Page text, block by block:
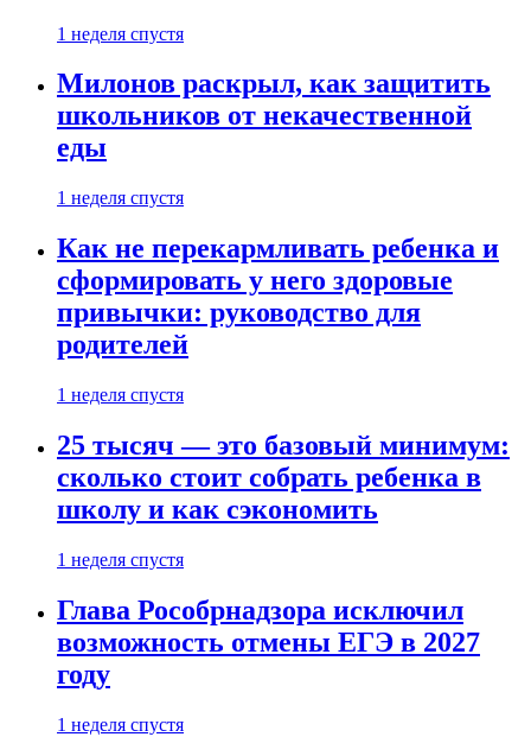
1 неделя спустя
Милонов раскрыл, как защитить
школьников от некачественной
еды
1 неделя спустя
Как не перекармливать ребенка и
сформировать у него здоровые
привычки: руководство для
родителей
1 неделя спустя
25 тысяч — это базовый минимум:
сколько стоит собрать ребенка в
школу и как сэкономить
1 неделя спустя
Глава Рособрнадзора исключил
возможность отмены ЕГЭ в 2027
году
1 неделя спустя